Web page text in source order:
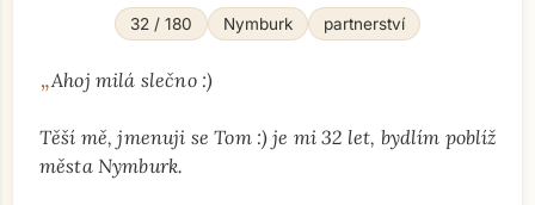
32 / 180 Nymburk partnerství
„Ahoj milá slečno :)
Těší mě, jmenuji se Tom :) je mi 32 let, bydlím poblíž
města Nymburk.